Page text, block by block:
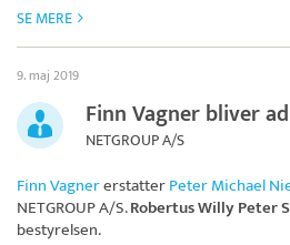
SE MERE
9. maj 2019
Finn Vagner bliver
NETGROUP A/S
Finn VagnererstatterPeter Michael
NETGROUP A/S.Robertus Willy Peter
bestyrelsen.